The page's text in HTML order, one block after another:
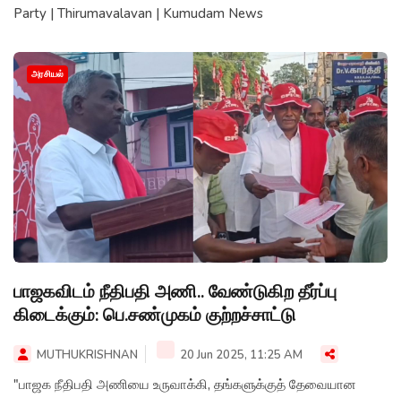
Party | Thirumavalavan | Kumudam News
அரசியல்
பாஜகவிடம் நீதிபதி அணி.. வேண்டுகிற தீர்ப்பு
கிடைக்கும்: பெ.சண்முகம் குற்றச்சாட்டு
MUTHUKRISHNAN 20 Jun 2025, 11:25 AM
"பாஜக நீதிபதி அணியை உருவாக்கி, தங்களுக்குத் தேவையான